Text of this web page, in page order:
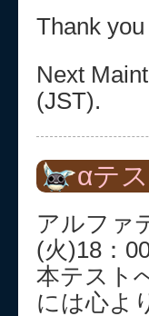
Thank
Next
(JST).
αテ
アルファ
(火)18：
本テスト
には心よ